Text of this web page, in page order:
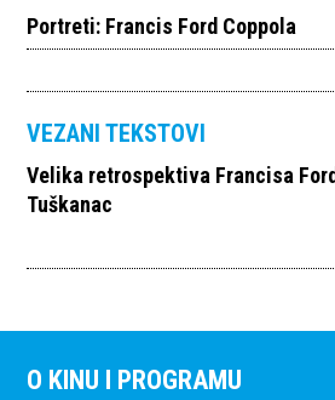
Portreti: Francis Ford Coppola
VEZANI TEKSTOVI
Velika retrospektiva Francisa
Tuškanac
O KINU I PROGRAMU